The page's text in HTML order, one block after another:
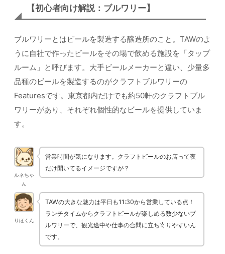
【初心者向け解説：ブルワリー】
ブルワリーとはビールを製造する醸造所のこと。TAWのよ
うに自社で作ったビールをその場で飲める施設を「タップ
ルーム」と呼びます。大手ビールメーカーと違い、少量多
品種のビールを製造するのがクラフトブルワリーの
Featuresです。東京都内だけでも約50軒のクラフトブル
ワリーがあり、それぞれ個性的なビールを提供していま
す。
ルネちゃ
ん
営業時間が気になります。クラフトビールのお店って夜
だけ開いてるイメージですが？
りほくん
TAWの大きな魅力は平日も11:30から営業している点！
ランチタイムからクラフトビールが楽しめる数少ないブ
ルワリーで、観光途中や仕事の合間に立ち寄りやすいん
です。